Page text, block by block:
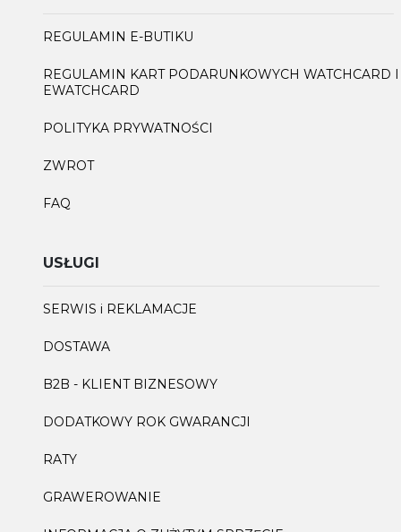
REGULAMIN E-BUTIKU
REGULAMIN KART PODARUNKOWYCH WATCHCARD I
EWATCHCARD
POLITYKA PRYWATNOŚCI
ZWROT
FAQ
USŁUGI
SERWIS i REKLAMACJE
DOSTAWA
B2B - KLIENT BIZNESOWY
DODATKOWY ROK GWARANCJI
RATY
GRAWEROWANIE